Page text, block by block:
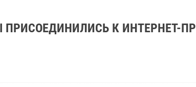
К ИНТЕРНЕТ-